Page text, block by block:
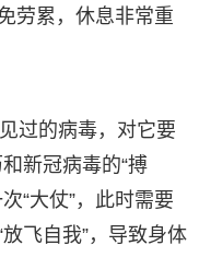
劳累，休息非常重
过的病毒，对它要
新冠病毒的“搏
“大仗”，此时需要
飞自我”，导致身体